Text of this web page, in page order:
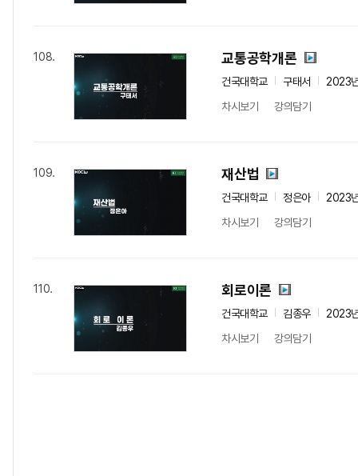
108. 교통공학개론
건국대학교 구태서
2023
차시보기
강의담기
109. 재산법
건국대학교 정은아
2023
차시보기
강의담기
110. 회로이론
건국대학교 김종우
2023
차시보기
강의담기